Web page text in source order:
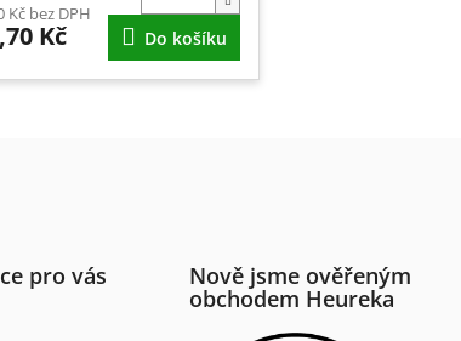
Kč bez DPH
Kč Do košíku
pro vás Nově jsme ověřeným
obchodem Heureka